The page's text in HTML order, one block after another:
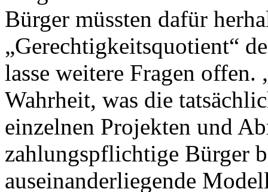
Bürger müssten dafür
„Gerechtigkeitsquotient“
lasse weitere Fragen
Wahrheit, was die
einzelnen Projekten und
zahlungspflichtige Bürger
auseinanderliegende